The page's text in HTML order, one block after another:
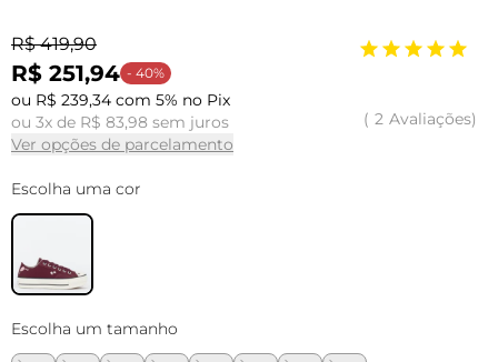
R$ 419,90
R$ 251,94 - 40%
ou R$ 239,34 com 5% no Pix
ou 3x de R$ 83,98 sem juros
Ver opções de parcelamento
2 Avaliações
Escolha uma cor
Escolha um tamanho